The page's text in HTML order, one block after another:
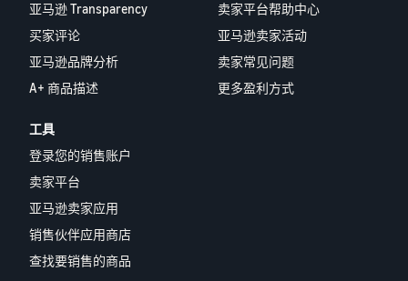
亚马逊 Transparency
买家评论
亚马逊品牌分析
A+ 商品描述
卖家平台帮助中心
亚马逊卖家活动
卖家常见问题
更多盈利方式
工具
登录您的销售账户
卖家平台
亚马逊卖家应用
销售伙伴应用商店
查找要销售的商品